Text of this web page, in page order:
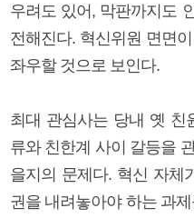
우려도 있어, 막판까지도
전해진다. 혁신위원 면면
좌우할 것으로 보인다.
최대 관심사는 당내 옛 친
류와 친한계 사이 갈등을
을지의 문제다. 혁신 자체
권을 내려놓아야 하는 과